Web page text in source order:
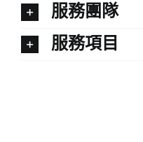
服務團隊
服務項目